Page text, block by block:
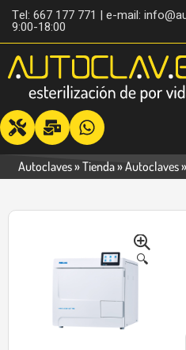
Tel: 667 177 771 | e-mail:
9:00-18:00
Autoclaves»Tienda»Autoclaves»
🔍